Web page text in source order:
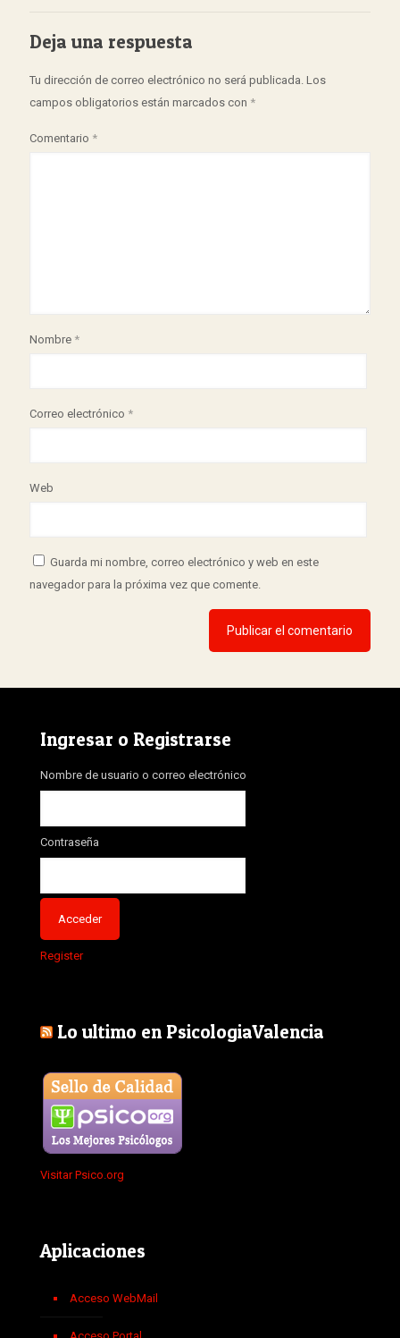
Deja una respuesta
Tu dirección de correo electrónico no será publicada. Los
campos obligatorios están marcados con *
Comentario *
Nombre *
Correo electrónico *
Web
Guarda mi nombre, correo electrónico y web en este
navegador para la próxima vez que comente.
Ingresar o Registrarse
Nombre de usuario o correo electrónico
Contraseña
Register
Lo ultimo en PsicologiaValencia
Visitar Psico.org
Aplicaciones
Acceso WebMail